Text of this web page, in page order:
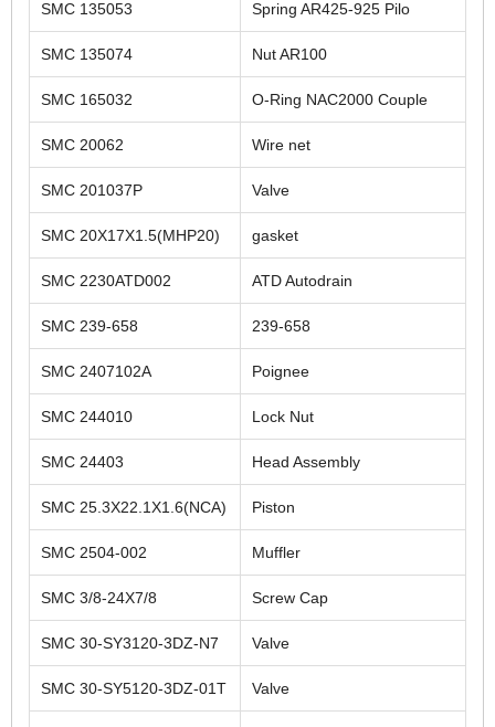
SMC 135053 Spring AR425-925 Pilo
SMC 135074 Nut AR100
SMC 165032 O-Ring NAC2000 Couple
SMC 20062 Wire net
SMC 201037P Valve
SMC 20X17X1.5(MHP20) gasket
SMC 2230ATD002 ATD Autodrain
SMC 239-658 239-658
SMC 2407102A Poignee
SMC 244010 Lock Nut
SMC 24403 Head Assembly
SMC 25.3X22.1X1.6(NCA) Piston
SMC 2504-002 Muffler
SMC 3/8-24X7/8 Screw Cap
SMC 30-SY3120-3DZ-N7 Valve
SMC 30-SY5120-3DZ-01T Valve